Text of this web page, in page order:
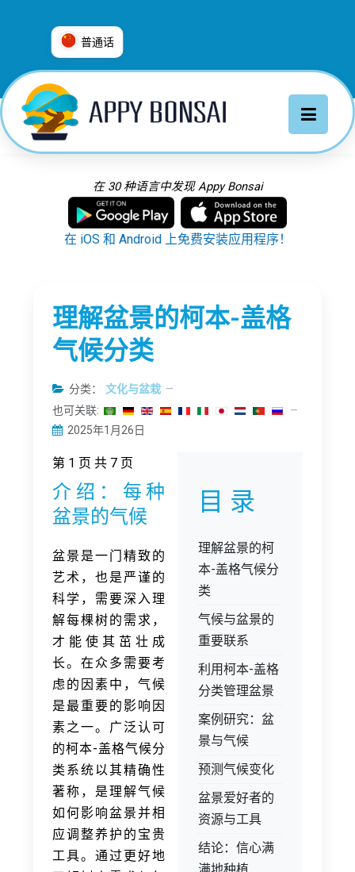
普通话
العربية
Deutsch
Français
Italiano
日本語
Русский
在 30 种语言中发现 Appy Bonsai
在 iOS 和 Android 上免费安装应用程序！
理解盆景的柯本-盖格
气候分类
分类：
文化与盆栽
也可关联:
2025年1月26日
目 录
理解盆景的柯
本-盖格气候分
类
气候与盆景的
重要联系
利用柯本-盖格
分类管理盆景
案例研究：盆
景与气候
预测气候变化
盆景爱好者的
资源与工具
结论：信心满
第 1 页 共 7 页
介绍：每种
盆景的气候
盆景是一门精致的
艺术，也是严谨的
科学，需要深入理
解每棵树的需求，
才能使其茁壮成
长。在众多需要考
虑的因素中，气候
是最重要的影响因
素之一。广泛认可
的柯本-盖格气候分
类系统以其精确性
著称，是理解气候
如何影响盆景并相
应调整养护的宝贵
工具。通过更好地